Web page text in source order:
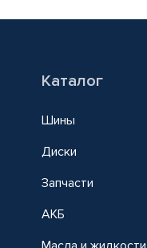
Каталог
Шины
Диски
Запчасти
АКБ